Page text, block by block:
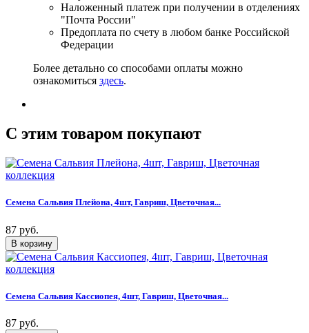
Наложенный платеж при получении в отделениях
"Почта России"
Предоплата по счету в любом банке Российской
Федерации
Более детально со способами оплаты можно
ознакомиться здесь.
C этим товаром покупают
Семена Сальвия Плейона, 4шт, Гавриш, Цветочная...
87 руб.
Семена Сальвия Кассиопея, 4шт, Гавриш, Цветочная...
87 руб.